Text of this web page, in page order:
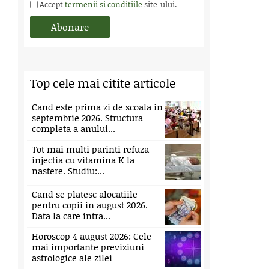
Accepttermenii si conditiile site-ului.
Top cele mai citite articole
Cand este prima zi de scoala in
septembrie 2026. Structura
completa a anului...
Tot mai multi parinti refuza
injectia cu vitamina K la
nastere. Studiu:...
Cand se platesc alocatiile
pentru copii in august 2026.
Data la care intra...
Horoscop 4 august 2026: Cele
mai importante previziuni
astrologice ale zilei